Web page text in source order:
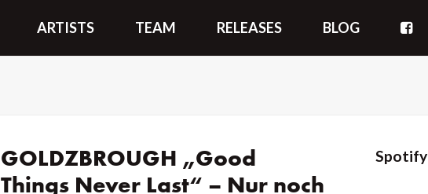
ARTISTS TEAM RELEASES BLOG
GOLDZBROUGH „Good
Things Never Last“ – Nur noch
Spotify